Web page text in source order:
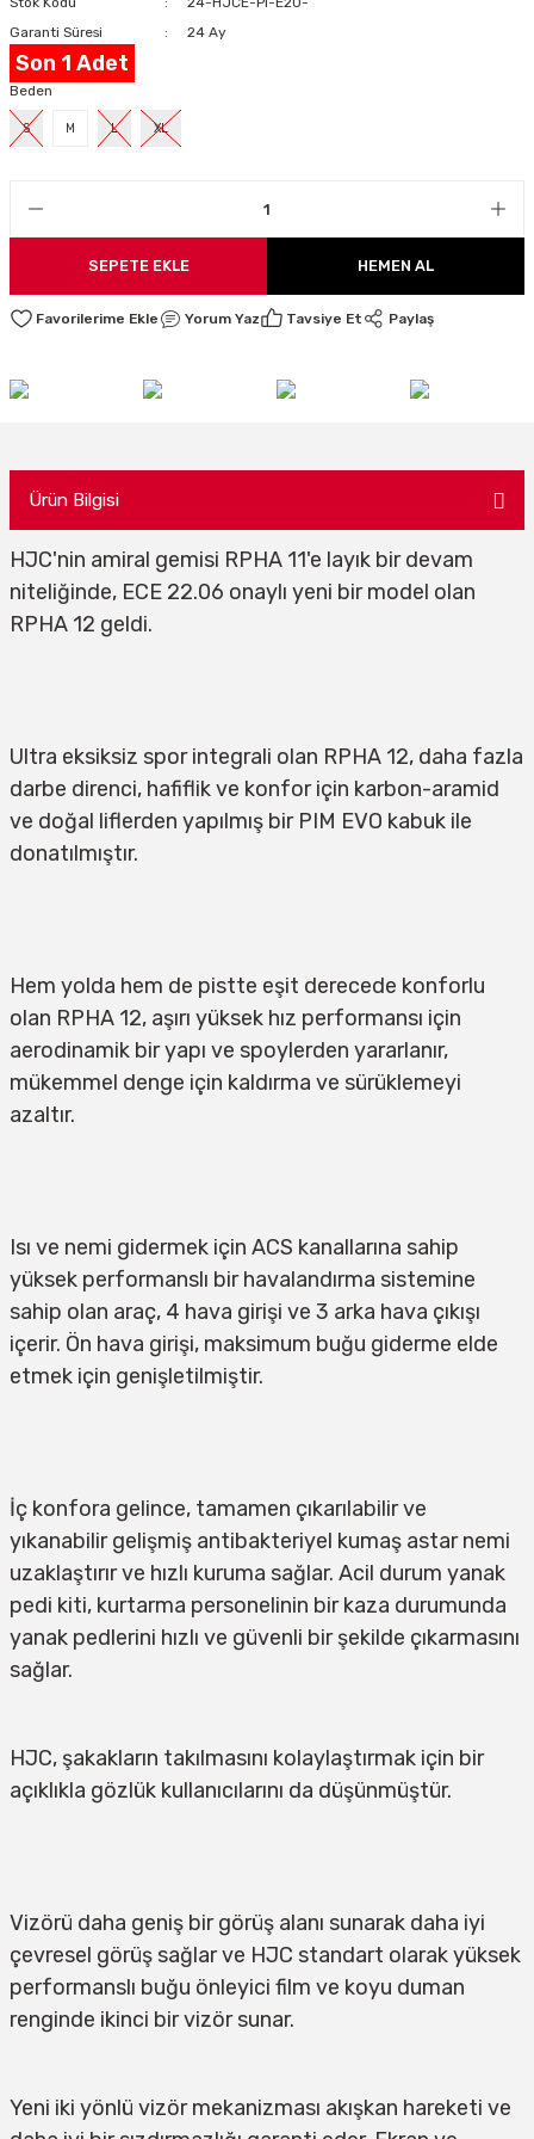
Garanti Süresi
24 Ay
Son 1 Adet
Beden
S M L XL
SEPETE EKLE HEMEN AL
Yorum Yaz Tavsiye Et Paylaş
Ürün Bilgisi
HJC'nin amiral gemisi RPHA 11'e layık bir devam
niteliğinde, ECE 22.06 onaylı yeni bir model olan
RPHA 12 geldi.
Ultra eksiksiz spor integrali olan RPHA 12, daha fazla
darbe direnci, hafiflik ve konfor için karbon-aramid
ve doğal liflerden yapılmış bir PIM EVO kabuk ile
donatılmıştır.
Hem yolda hem de pistte eşit derecede konforlu
olan RPHA 12, aşırı yüksek hız performansı için
aerodinamik bir yapı ve spoylerden yararlanır,
mükemmel denge için kaldırma ve sürüklemeyi
azaltır.
Isı ve nemi gidermek için ACS kanallarına sahip
yüksek performanslı bir havalandırma sistemine
sahip olan araç, 4 hava girişi ve 3 arka hava çıkışı
içerir. Ön hava girişi, maksimum buğu giderme elde
etmek için genişletilmiştir.
İç konfora gelince, tamamen çıkarılabilir ve
yıkanabilir gelişmiş antibakteriyel kumaş astar nemi
uzaklaştırır ve hızlı kuruma sağlar. Acil durum yanak
pedi kiti, kurtarma personelinin bir kaza durumunda
yanak pedlerini hızlı ve güvenli bir şekilde çıkarmasını
sağlar.
HJC, şakakların takılmasını kolaylaştırmak için bir
açıklıkla gözlük kullanıcılarını da düşünmüştür.
Vizörü daha geniş bir görüş alanı sunarak daha iyi
çevresel görüş sağlar ve HJC standart olarak yüksek
performanslı buğu önleyici film ve koyu duman
renginde ikinci bir vizör sunar.
Yeni iki yönlü vizör mekanizması akışkan hareketi ve